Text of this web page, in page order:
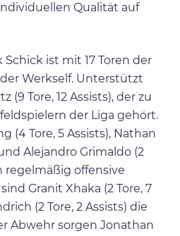
Qualität auf
Schick ist mit 17 Toren der
Werkself​. Unterstützt
(9 Tore, 12 Assists), der zu
der Liga gehört.
(4 Tore, 5 Assists), Nathan
Alejandro Grimaldo (2
regelmäßig offensive
Granit Xhaka (2 Tore, 7
(2 Tore, 2 Assists) die
Abwehr sorgen Jonathan